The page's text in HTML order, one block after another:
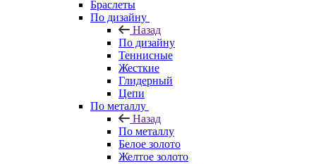
Браслеты
По дизайну
Назад
По дизайну
Теннисные
Жесткие
Глидерный
Цепи
По металлу
Назад
По металлу
Белое золото
Желтое золото